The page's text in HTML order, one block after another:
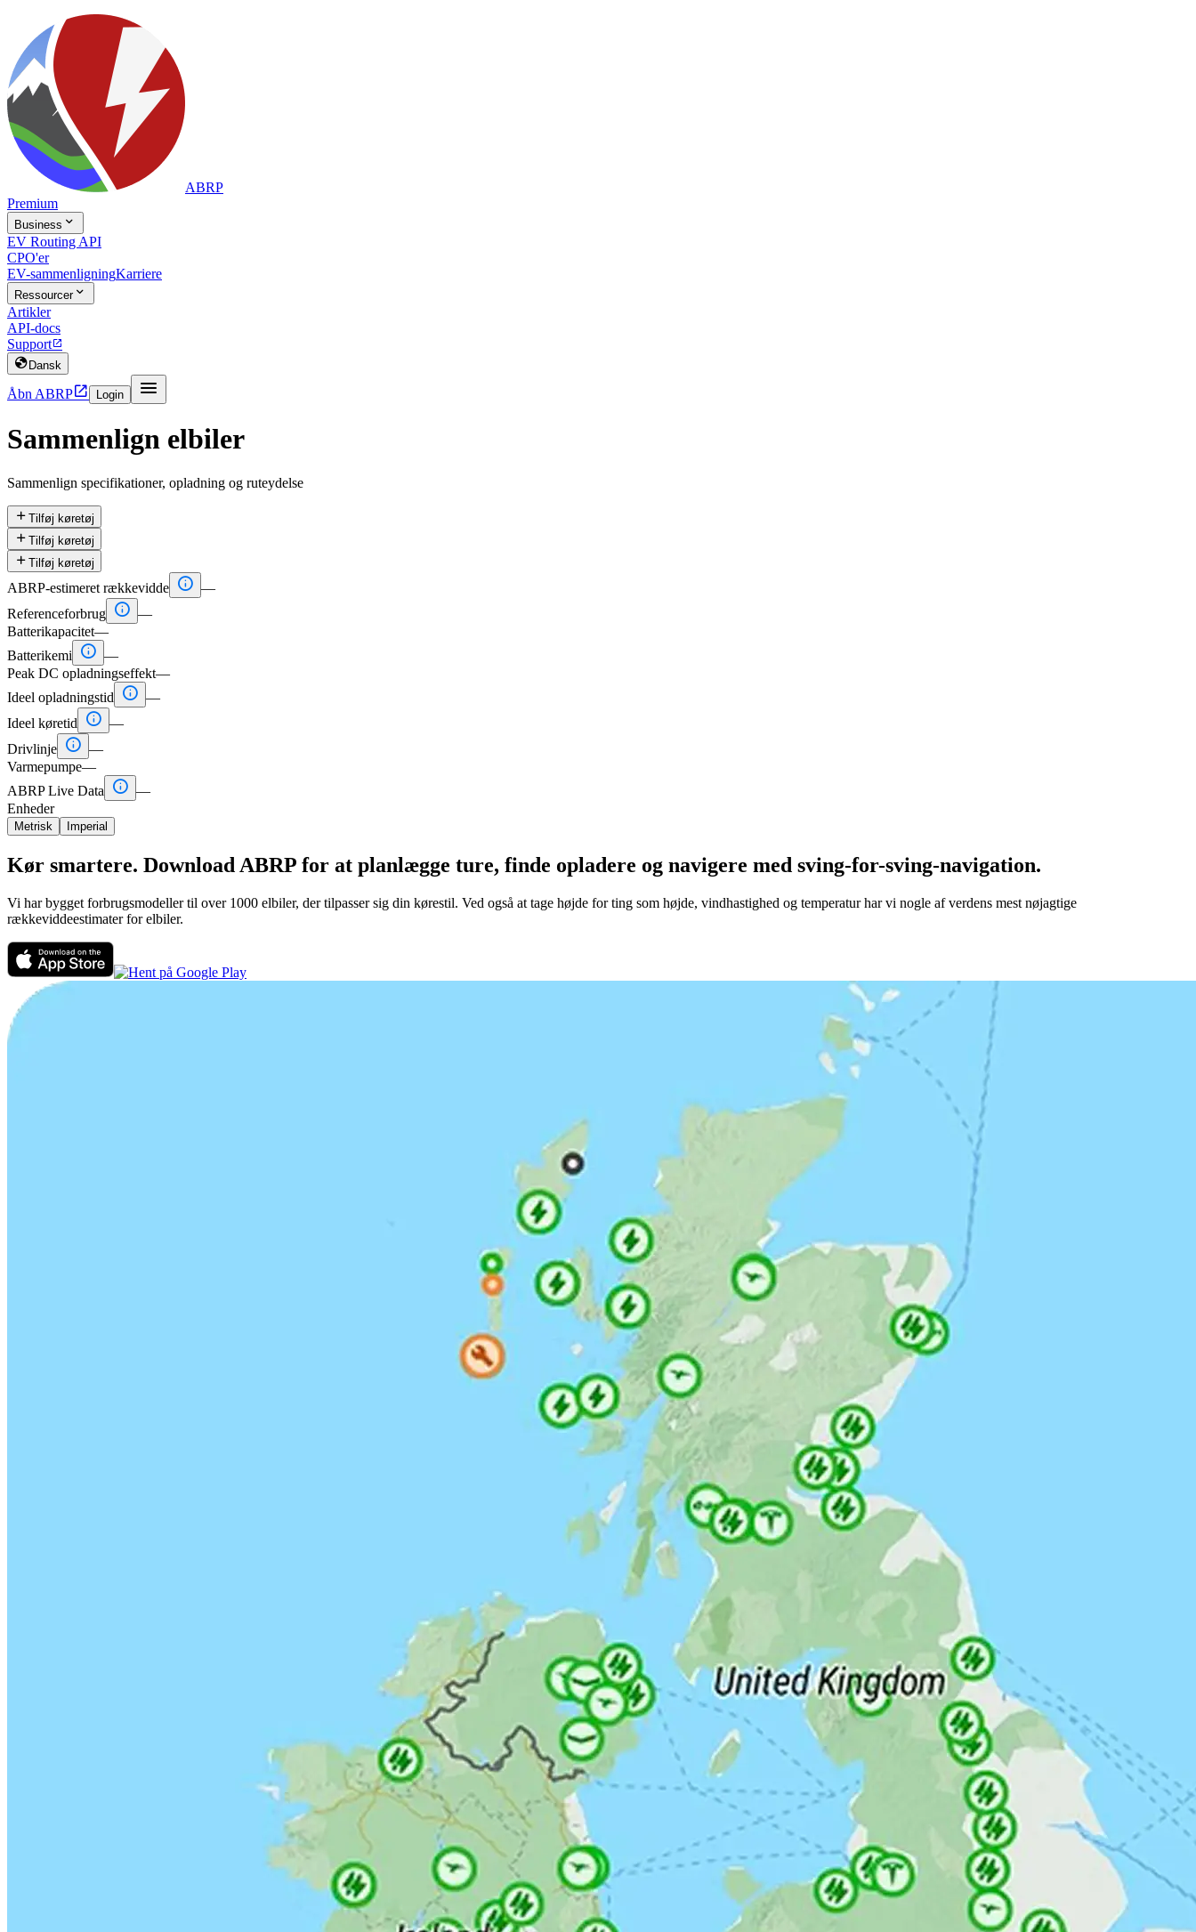
ABRP
Premium
Business 
EV Routing API
CPO'er
EV-sammenligningKarriere
Ressourcer
Artikler
API-docs
Support
 Dansk
Åbn ABRP Login 
Sammenlign elbiler
Sammenlign specifikationer, opladning og ruteydelse
 Tilføj køretøj
 Tilføj køretøj
 Tilføj køretøj
ABRP-estimeret rækkevidde  —
Referenceforbrug  —
Batterikapacitet—
Batterikemi
 —
Peak DC opladningseffekt—
Ideel opladningstid
 —
Ideel køretid
 —
Drivlinje  —
Varmepumpe—
ABRP Live Data
 —
Enheder
Metrisk Imperial
Kør smartere. Download ABRP for at planlægge ture, finde opladere og navigere med sving-for-sving-navigation.
Vi har bygget forbrugsmodeller til over 1000 elbiler, der tilpasser sig din kørestil. Ved også at tage højde for ting som højde, vindhastighed og temperatur har vi nogle af verdens mest nøjagtige
rækkeviddeestimater for elbiler.